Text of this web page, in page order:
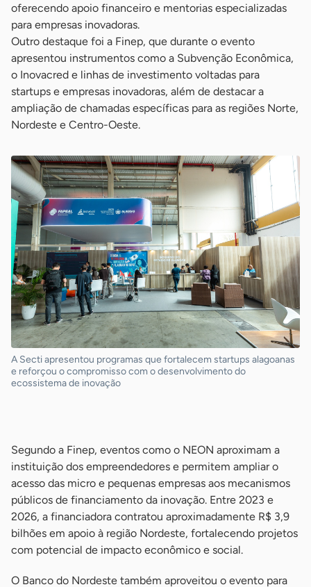
oferecendo apoio financeiro e mentorias especializadas
para empresas inovadoras.
Outro destaque foi a Finep, que durante o evento
apresentou instrumentos como a Subvenção Econômica,
o Inovacred e linhas de investimento voltadas para
startups e empresas inovadoras, além de destacar a
ampliação de chamadas específicas para as regiões Norte,
Nordeste e Centro-Oeste.
A Secti apresentou programas que fortalecem startups alagoanas
e reforçou o compromisso com o desenvolvimento do
ecossistema de inovação
Segundo a Finep, eventos como o NEON aproximam a
instituição dos empreendedores e permitem ampliar o
acesso das micro e pequenas empresas aos mecanismos
públicos de financiamento da inovação. Entre 2023 e
2026, a financiadora contratou aproximadamente R$ 3,9
bilhões em apoio à região Nordeste, fortalecendo projetos
com potencial de impacto econômico e social.
O Banco do Nordeste também aproveitou o evento para